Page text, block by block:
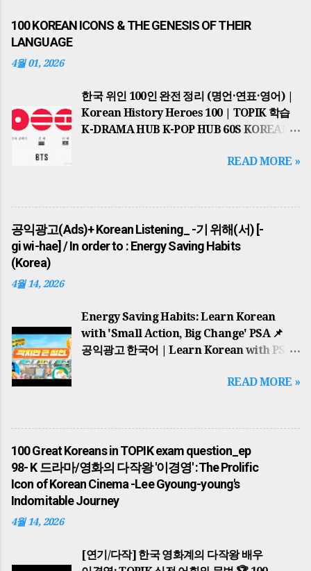
100 KOREAN ICONS & THE GENESIS OF THEIR
LANGUAGE
4월 01, 2026
한국 위인 100인 완전 정리 (명언·연표·영어) |
Korean History Heroes 100 | TOPIK 학습
K-DRAMA HUB K-POP HUB 60S KOREAN
HISTORICAL JOB & NEWS PSA KOREAN
한국을 바꾼 100인의 이야기 100 KOREAN
ICONS 역사적 맥락과 한국어 학습의 완벽한
건국하면서 시작되었습니다. '홍익인간'이라는
건국 이념은 오늘날까지 한국인의 정신적
지표가 되고 있습니다. 이후 고구려의 동명성왕
각기 알에서 태어났다는 신비로운 탄생 설화를
되었으며, 이들은 모두 하늘의 뜻을 받아
국가를 다스리기 시작했습니다. The history
of the Korean Peninsula began with
Dangun Wanggeom founding Gojoseon.
The founding ideology of 'Hongik Ingan'
serves as a spiritual guide for Koreans to
READ MORE »
공익광고(Ads)+ Korean Listening_ -기 위해(서) [-
gi wi-hae] / In order to : Energy Saving Habits
(Korea)
4월 14, 2026
Energy Saving Habits: Learn Korean
with 'Small Action, Big Change' PSA 📌
공익광고 한국어 | Learn Korean with PSA
Little Bother, A Big Participation: Energy
(Middle East War) 으로 인한 글로벌 에너지
위기와 자원 안보의 중요성을 배경으로 합니다.
한국은 에너지의 대부분을 수입에 의존하기
때문에, 일상 속 작은 실천이 국가 경제를
it is rooted in the global energy crisis and
resource security issues caused by
READ MORE »
100 Great Koreans in TOPIK exam question_ep
98- K 드라마/영화의 다작왕 '이경영' :The Prolific
Icon of Korean Cinema -Lee Gyoung-young's
Indomitable Journey
4월 14, 2026
[연기/다작] 한국 영화계의 다작왕 배우